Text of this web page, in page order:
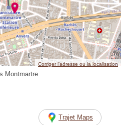
Corriger l’adresse ou la localisation
Montmartre
Trajet Maps